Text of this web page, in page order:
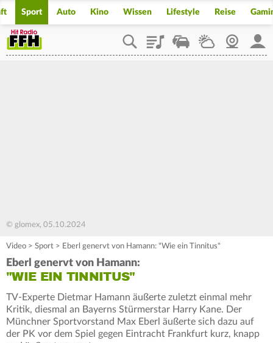
Sport Auto Kino Wissen Lifestyle Reise
PlaylistStaupilotWetterWebcam
© glomex, 05.10.2024
Video > Sport > Eberl genervt von Hamann: "Wie ein Tinnitus"
Eberl genervt von Hamann:
"WIE EIN TINNITUS"
TV-Experte Dietmar Hamann äußerte zuletzt einmal mehr
Kritik, diesmal an Bayerns Stürmerstar Harry Kane. Der
Münchner Sportvorstand Max Eberl äußerte sich dazu auf
der PK vor dem Spiel gegen Eintracht Frankfurt kurz, knapp